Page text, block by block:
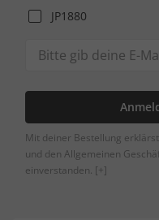
JP1880
Mit deiner Bestellung
und den Allgemeinen
einverstanden. [+]